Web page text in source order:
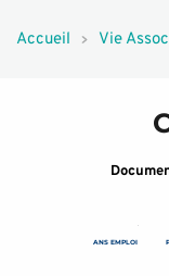
Accueil Vie
ANS EMPLOI